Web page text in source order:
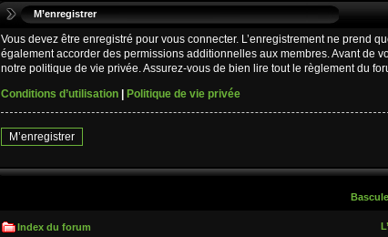
M’enregistrer
Vous devez être enregistré pour vous connecter. L’enregistrement ne prend
également accorder des permissions additionnelles aux membres. Avant de
notre politique de vie privée. Assurez-vous de bien lire tout le règlement du
Conditions d’utilisation
Politique de vie privée
M’enregistrer
Index du forum